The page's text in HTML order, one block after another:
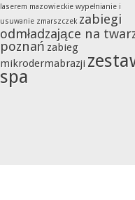
laserem mazowieckie wypełnianie i
usuwanie zmarszczek zabiegi
odmładzające na
poznań zabieg
mikrodermabrazji
spa